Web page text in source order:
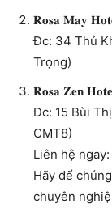
𝐑𝐨𝐬𝐚 𝐌𝐚𝐲
Đc: 34 Thủ
Trọng)
𝐑𝐨𝐬𝐚 𝐙𝐞𝐧
Đc: 15 Bùi
CMT8)
Liên hệ
Hãy để
chuyên